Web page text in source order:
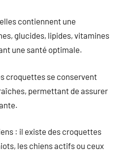
contiennent une
glucides, lipides, vitamines
une santé optimale.
croquettes se conservent
permettant de assurer
: il existe des croquettes
les chiens actifs ou ceux